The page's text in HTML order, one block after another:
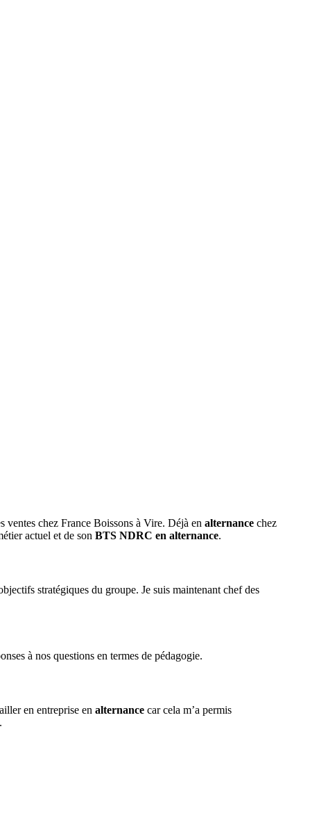
ventes chez France Boissons à Vire. Déjà en alternance chez
actuel et de son BTS NDRC en alternance.
stratégiques du groupe. Je suis maintenant chef des
à nos questions en termes de pédagogie.
en entreprise en alternance car cela m’a permis